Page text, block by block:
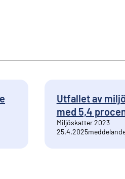
Utfallet av
med 5,4
Miljöskatter 2023
25.4.2025